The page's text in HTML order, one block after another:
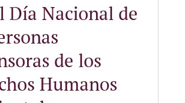
Día Nacional de
de los
Humanos